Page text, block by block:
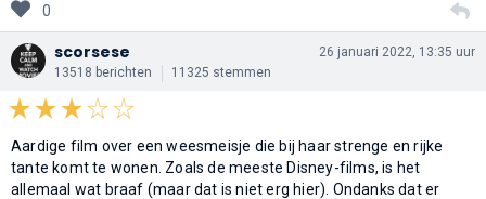
0
scorsese
13518 berichten 11325 stemmen
26 januari 2022, 13:35 uur
Aardige film over een weesmeisje die bij haar strenge en rijke
tante komt te wonen. Zoals de meeste Disney-films, is het
allemaal wat braaf (maar dat is niet erg hier). Ondanks dat er